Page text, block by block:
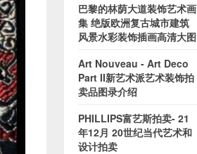
巴黎的林荫大道装饰艺术画
集 绝版欧洲复古城市建筑
风景水彩装饰插画高清大图
Art Nouveau - Art Deco
Part II新艺术派艺术装饰拍
卖品图录介绍
PHILLIPS富艺斯拍卖- 21
年12月 20世纪当代艺术和
设计拍卖